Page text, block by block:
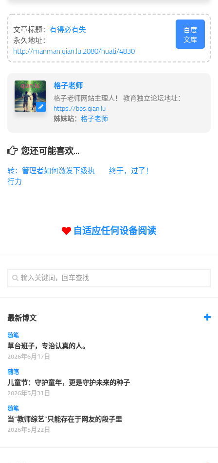
文章标题： 有得必有失
永久地址：
http://manman.qian.lu:2080/huati/4830
百度
文库
格子老师
格子老师网站主理人！ 教育独立论坛地址：
https://bbs.qian.lu
姊妹站： 格子老师
您还可能喜欢...
转：管理者如何激发下级执
行力
终于，过了！
自适应任何设备阅读
最新博文
随笔
草台班子，专治认真的人。
2026年6月17日
随笔
儿童节：守护童年，更是守护未来的种子
2026年5月31日
随笔
当“教师综艺”只能存在于网友的段子里
2026年5月22日